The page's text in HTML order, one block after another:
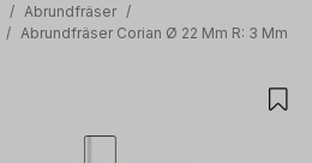
/ Abrundfräser /
/ Abrundfräser Corian Ø 22 Mm R: 3 Mm